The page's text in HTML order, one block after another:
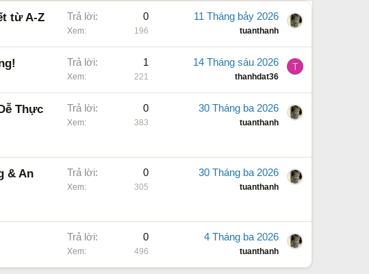
từ A-Z Trả lời 0
Xem 196
11 Tháng bảy 2026
tuanthanh
Trả lời 1
Xem 221
14 Tháng sáu 2026
thanhdat36
T
Thực
Trả lời 0
Xem 383
30 Tháng ba 2026
tuanthanh
& An
Trả lời 0
Xem 305
30 Tháng ba 2026
tuanthanh
Trả lời 0
Xem 496
4 Tháng ba 2026
tuanthanh